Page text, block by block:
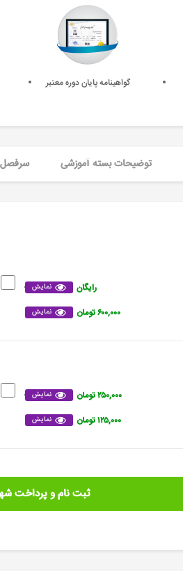
گواهینامه پایان دوره معتبر
توضیحات بسته آموزشی
نمایش رایگان
نمایش ۶۰۰,۰۰۰ تومان
نمایش ۲۵۰,۰۰۰ تومان
نمایش ۱۲۵,۰۰۰ تومان
ثبت نام و پرداخت